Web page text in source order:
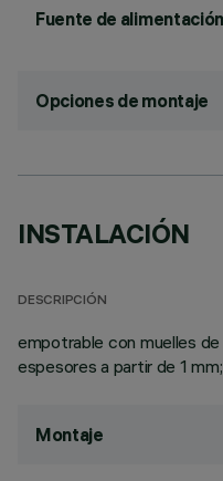
Fuente de alimentación
Opciones de montaje
INSTALACIÓN
DESCRIPCIÓN
empotrable con muelles
espesores a partir de 1
Montaje